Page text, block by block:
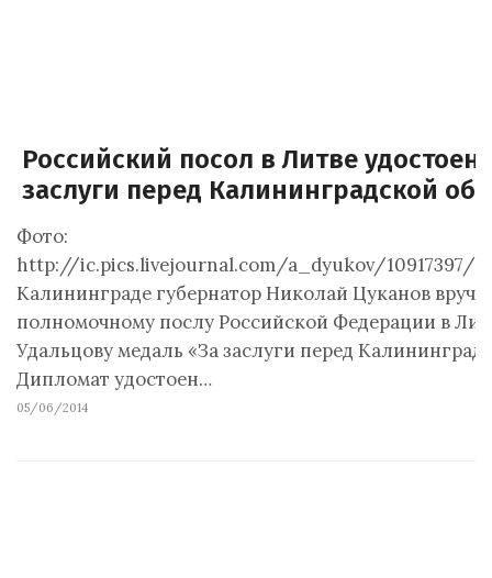
Российский посол в Литве
заслуги перед Калининградской
Фото:
http://ic.pics.livejournal.com/a_dyukov/10917397/
Калининграде губернатор Николай Цуканов
полномочному послу Российской Федерации в
Удальцову медаль «За заслуги перед
Дипломат удостоен…
05/06/2014